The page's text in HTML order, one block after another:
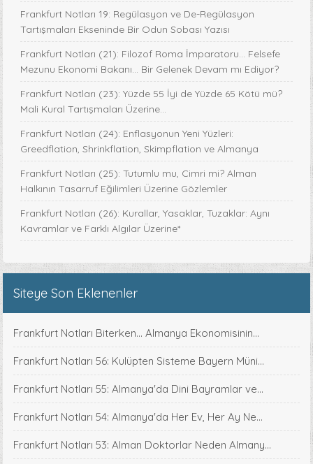
Frankfurt Notları 19: Regülasyon ve De-Regülasyon
Tartışmaları Ekseninde Bir Odun Sobası Yazısı
Frankfurt Notları (21): Filozof Roma İmparatoru… Felsefe
Mezunu Ekonomi Bakanı… Bir Gelenek Devam mı Ediyor?
Frankfurt Notları (23): Yüzde 55 İyi de Yüzde 65 Kötü mü?
Mali Kural Tartışmaları Üzerine…
Frankfurt Notları (24): Enflasyonun Yeni Yüzleri:
Greedflation, Shrinkflation, Skimpflation ve Almanya
Frankfurt Notları (25): Tutumlu mu, Cimri mi? Alman
Halkının Tasarruf Eğilimleri Üzerine Gözlemler
Frankfurt Notları (26): Kurallar, Yasaklar, Tuzaklar: Aynı
Kavramlar ve Farklı Algılar Üzerine*
Siteye Son Eklenenler
Frankfurt Notları Biterken... Almanya Ekonomisinin...
Frankfurt Notları 56: Kulüpten Sisteme Bayern Müni...
Frankfurt Notları 55: Almanya'da Dini Bayramlar ve...
Frankfurt Notları 54: Almanya'da Her Ev, Her Ay Ne...
Frankfurt Notları 53: Alman Doktorlar Neden Almany...